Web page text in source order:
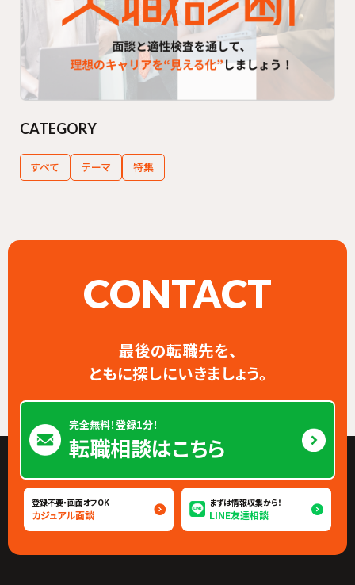
CATEGORY
すべて テーマ 特集
CONTACT
最後の転職先を、
ともに探しにいきましょう。
完全無料！登録1分！
転職相談はこちら
登録不要・画面オフOK
カジュアル面談
まずは情報収集から！
LINE友達相談